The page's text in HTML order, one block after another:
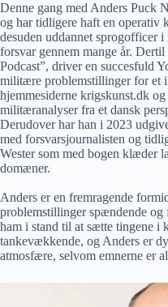
Denne gang med Anders Puck
og har tidligere haft en operativ
desuden uddannet sprogofficer
forsvar gennem mange år.
Podcast”, driver en succesfuld
militære problemstillinger for et
hjemmesiderne krigskunst.dk
militæranalyser fra et dansk
Derudover har han i 2023
med forsvarsjournalisten og
Wester som med bogen klæder
domæner.
Anders er en fremragende
problemstillinger spændende og
ham i stand til at sætte tingene i
tankevækkende, og Anders er
atmosfære, selvom emnerne er